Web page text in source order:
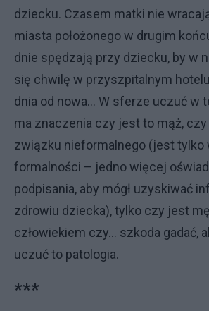
dziecku. Czasem matki nie
miasta położonego w drugim
dnie spędzają przy dziecku, by w
się chwilę w przyszpitalnym
dnia od nowa... W sferze uczuć w
ma znaczenia czy jest to mąż,
związku nieformalnego (jest tylko
formalności – jedno więcej
podpisania, aby mógł uzyskiwać
zdrowiu dziecka), tylko czy jest
człowiekiem czy… szkoda gadać,
uczuć to patologia.
***